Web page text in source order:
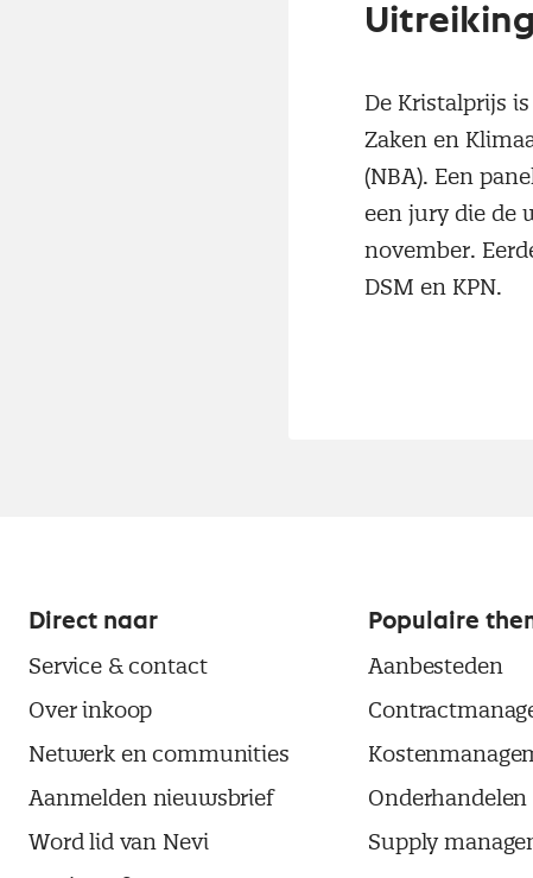
De Kristalprijs
Zaken en
(NBA). Een
een jury die de
november.
DSM en KPN.
Direct naar
Service & contact
Over inkoop
Netwerk en communities
Aanmelden nieuwsbrief
Word lid van Nevi
Populaire
Aanbesteden
Onderhandelen
Supply